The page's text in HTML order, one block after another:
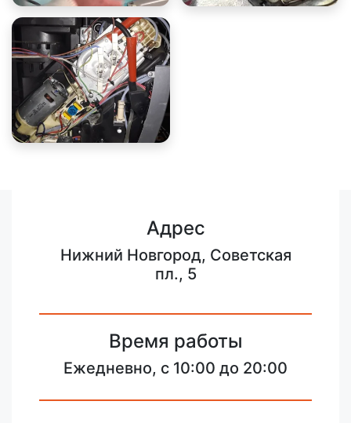
Адрес
Нижний Новгород, Советская
пл., 5
Время работы
Ежедневно, с 10:00 до 20:00